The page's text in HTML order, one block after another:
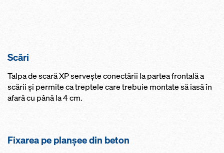
Scări
Talpa de scară XP serveşte conectării la partea frontală a
scării şi permite ca treptele care trebuie montate să iasă în
afară cu până la 4 cm.
Fixarea pe planşee din beton